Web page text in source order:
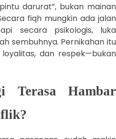
darurat”, bukan mainan
fiqh mungkin ada jalan
secara psikologis, luka
sembuhnya. Pernikahan itu
dan respek—bukan
Terasa Hambar